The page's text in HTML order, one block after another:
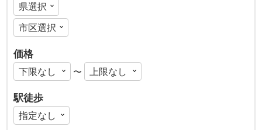
価格
〜
駅徒歩